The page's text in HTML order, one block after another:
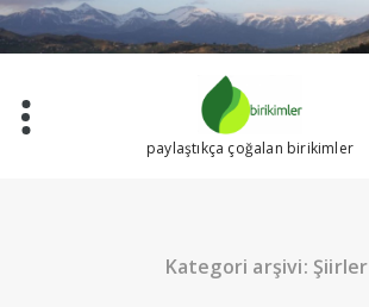
İçeriğe
geç
paylaştıkça çoğalan birikimler
Kategori arşivi: Şiirler